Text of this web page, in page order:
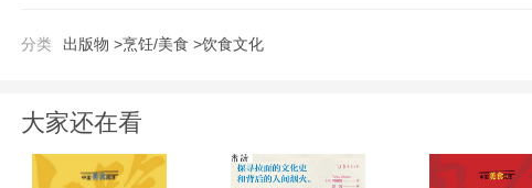
分类 出版物 >烹饪/美食 >饮食文化
大家还在看